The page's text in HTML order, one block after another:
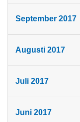
September 2017
Augusti 2017
Juli 2017
Juni 2017